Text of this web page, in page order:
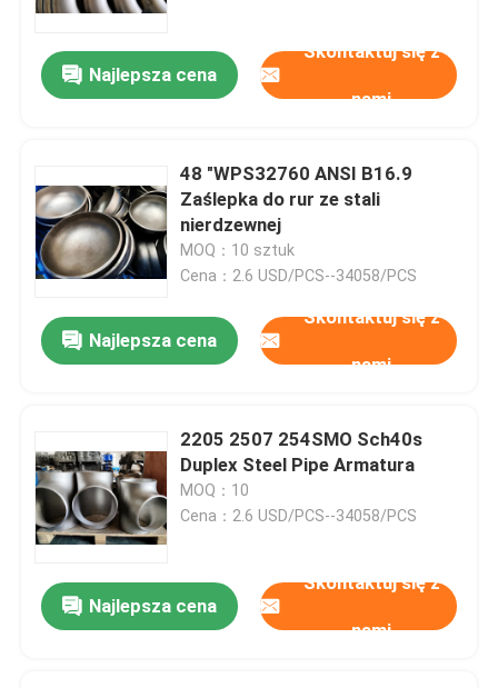
Najlepsza cena
Skontaktuj się z
nami
48 "WPS32760 ANSI B16.9
Zaślepka do rur ze stali
nierdzewnej
MOQ：10 sztuk
Cena：2.6 USD/PCS--34058/PCS
Najlepsza cena
Skontaktuj się z
nami
2205 2507 254SMO Sch40s
Duplex Steel Pipe Armatura
MOQ：10
Cena：2.6 USD/PCS--34058/PCS
Najlepsza cena
Skontaktuj się z
nami